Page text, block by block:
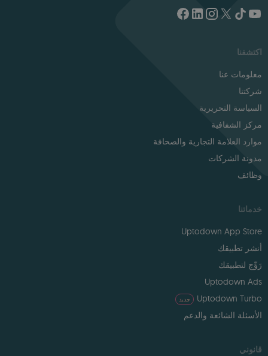
اكتشفنا
معلومات عنا
شركتنا
السياسة التحريرية
مركز الشفافية
موارد العلامة التجارية والصحافة
مدونة الشركات
وظائف
خدماتنا
Uptodown App Store
أنشر تطبيقك
رَوِّج لتطبيقك
Uptodown Ads
Uptodown Turbo
جديد
الأسئلة الشائعة والدعم
قانوني